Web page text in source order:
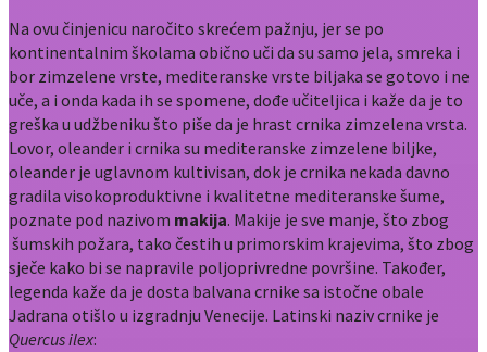
Na ovu činjenicu naročito skrećem pažnju, jer se po
kontinentalnim školama obično uči da su samo jela, smreka i
bor zimzelene vrste, mediteranske vrste biljaka se gotovo i ne
uče, a i onda kada ih se spomene, dođe učiteljica i kaže da je to
greška u udžbeniku što piše da je hrast crnika zimzelena vrsta.
Lovor, oleander i crnika su mediteranske zimzelene biljke,
oleander je uglavnom kultivisan, dok je crnika nekada davno
gradila visokoproduktivne i kvalitetne mediteranske šume,
poznate pod nazivom makija. Makije je sve manje, što zbog
šumskih požara, tako čestih u primorskim krajevima, što zbog
sječe kako bi se napravile poljoprivredne površine. Također,
legenda kaže da je dosta balvana crnike sa istočne obale
Jadrana otišlo u izgradnju Venecije. Latinski naziv crnike je
Quercus ilex: